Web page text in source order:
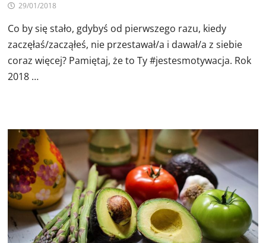
29/01/2018
Co by się stało, gdybyś od pierwszego razu, kiedy
zaczęłaś/zacząłeś, nie przestawał/a i dawał/a z siebie
coraz więcej? Pamiętaj, że to Ty #jestesmotywacja. Rok
2018 …